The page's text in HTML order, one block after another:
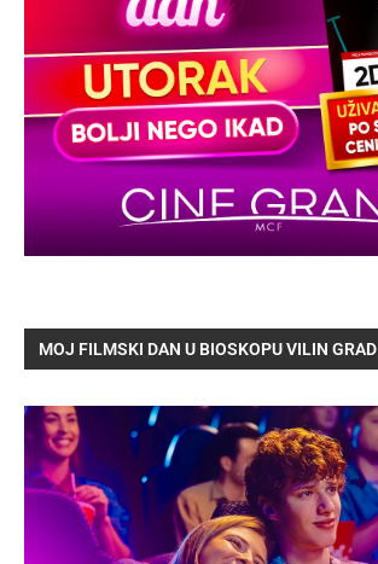
MOJ FILMSKI DAN U BIOSKOPU VILIN GRAD